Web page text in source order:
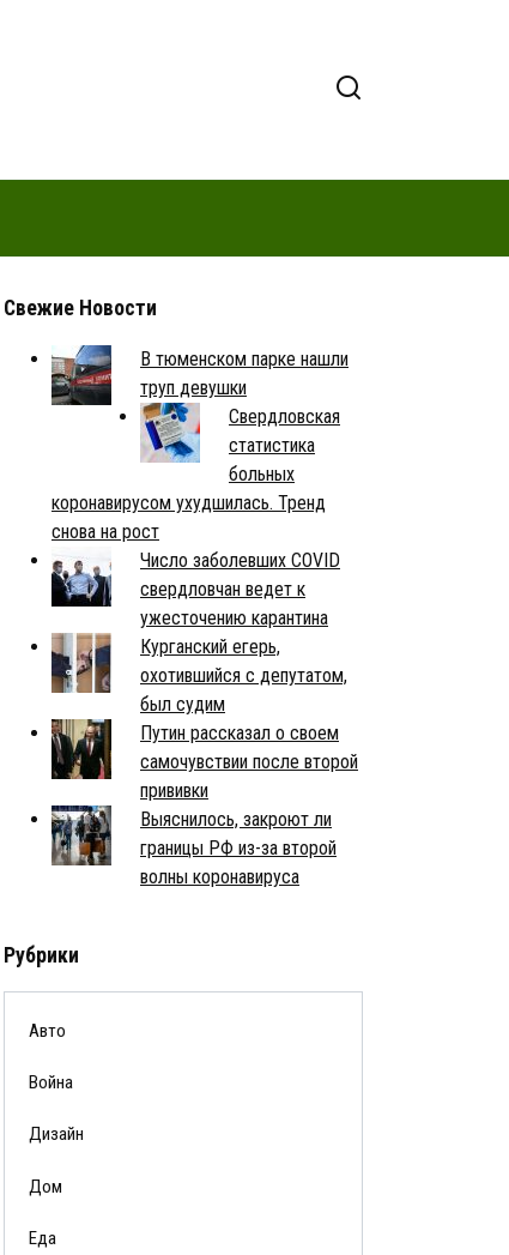
Свежие Новости
В тюменском парке нашли
труп девушки
Свердловская
статистика
больных
коронавирусом ухудшилась. Тренд
снова на рост
Число заболевших COVID
свердловчан ведет к
ужесточению карантина
Курганский егерь,
охотившийся с депутатом,
был судим
Путин рассказал о своем
самочувствии после второй
прививки
Выяснилось, закроют ли
границы РФ из-за второй
волны коронавируса
Рубрики
Авто
Война
Дизайн
Дом
Еда